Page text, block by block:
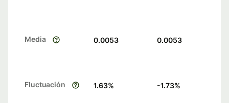
Media 0.0053 0.0053
Fluctuación 1.63% -1.73%